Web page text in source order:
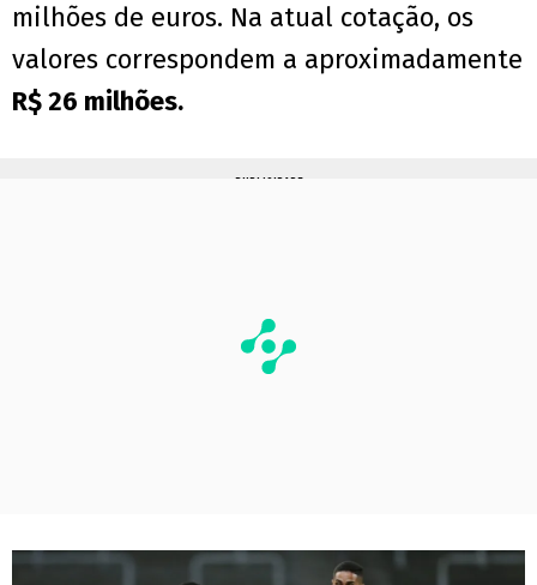
milhões de euros. Na atual cotação, os
valores correspondem a aproximadamente
R$ 26 milhões.
PUBLICIDADE